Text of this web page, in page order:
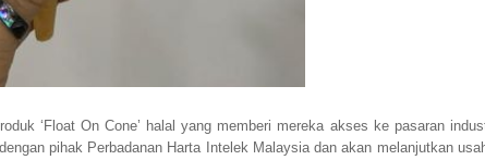
‘Float On Cone’ halal yang memberi mereka akses ke pasaran
pihak Perbadanan Harta Intelek Malaysia dan akan melanjutkan